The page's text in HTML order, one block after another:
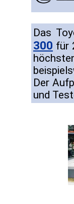
Das
300 für
Der
und